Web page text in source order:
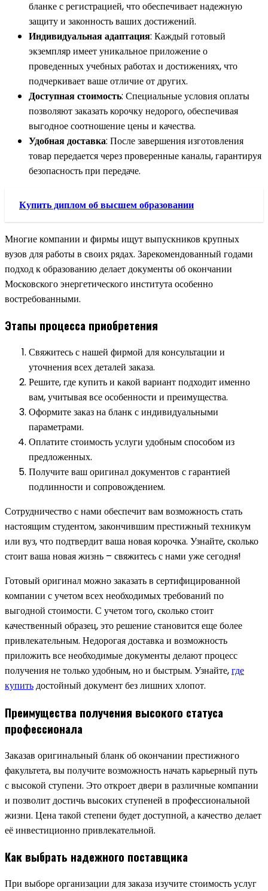
бланке с регистрацией, что обеспечивает надежную
защиту и законность ваших достижений.
Индивидуальная адаптация: Каждый готовый
экземпляр имеет уникальное приложение о
проведенных учебных работах и достижениях, что
подчеркивает ваше отличие от других.
Доступная стоимость: Специальные условия оплаты
позволяют заказать корочку недорого, обеспечивая
выгодное соотношение цены и качества.
Удобная доставка: После завершения изготовления
товар передается через проверенные каналы, гарантируя
безопасность при передаче.
Купить диплом об высшем образовании
Многие компании и фирмы ищут выпускников крупных
вузов для работы в своих рядах. Зарекомендованный годами
подход к образованию делает документы об окончании
Московского энергетического института особенно
востребованными.
Этапы процесса приобретения
Свяжитесь с нашей фирмой для консультации и
уточнения всех деталей заказа.
Решите, где купить и какой вариант подходит именно
вам, учитывая все особенности и преимущества.
Оформите заказ на бланк с индивидуальными
параметрами.
Оплатите стоимость услуги удобным способом из
предложенных.
Получите ваш оригинал документов с гарантией
подлинности и сопровождением.
Сотрудничество с нами обеспечит вам возможность стать
настоящим студентом, закончившим престижный техникум
или вуз, что подтвердит ваша новая корочка. Узнайте, сколько
стоит ваша новая жизнь – свяжитесь с нами уже сегодня!
Готовый оригинал можно заказать в сертифицированной
компании с учетом всех необходимых требований по
выгодной стоимости. С учетом того, сколько стоит
качественный образец, это решение становится еще более
привлекательным. Недорогая доставка и возможность
приложить все необходимые документы делают процесс
получения не только удобным, но и быстрым. Узнайте,где
купитьдостойный документ без лишних хлопот.
Преимущества получения высокого статуса
профессионала
Заказав оригинальный бланк об окончании престижного
факультета, вы получите возможность начать карьерный путь
с высокой ступени. Это откроет двери в различные компании
и позволит достичь высоких ступеней в профессиональной
жизни. Цена такой степени будет доступной, а качество делает
её инвестиционно привлекательной.
Как выбрать надежного поставщика
При выборе организации для заказа изучите стоимость услуг